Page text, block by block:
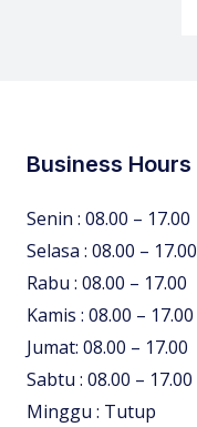
Business Hours
Senin : 08.00 – 17.00
Selasa : 08.00 – 17.00
Rabu : 08.00 – 17.00
Kamis : 08.00 – 17.00
Jumat: 08.00 – 17.00
Sabtu : 08.00 – 17.00
Minggu : Tutup